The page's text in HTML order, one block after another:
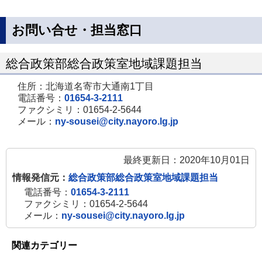
お問い合せ・担当窓口
総合政策部総合政策室地域課題担当
住所：北海道名寄市大通南1丁目
電話番号： 01654-3-2111
ファクシミリ：01654-2-5644
メール： ny-sousei@city.nayoro.lg.jp
最終更新日：2020年10月01日
情報発信元： 総合政策部総合政策室地域課題担当
電話番号： 01654-3-2111
ファクシミリ：01654-2-5644
メール： ny-sousei@city.nayoro.lg.jp
関連カテゴリー